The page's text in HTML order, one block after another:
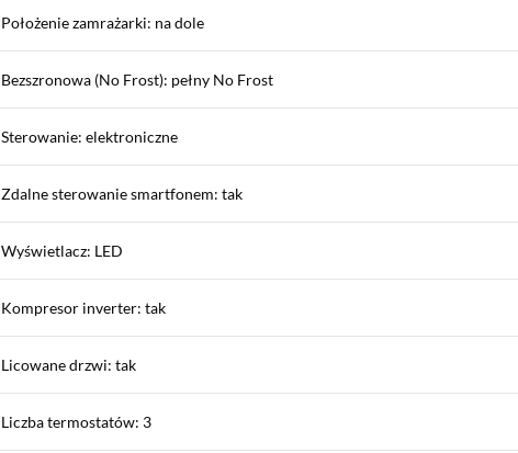
Położenie zamrażarki: na dole
Bezszronowa (No Frost): pełny No Frost
Sterowanie: elektroniczne
Zdalne sterowanie smartfonem: tak
Wyświetlacz: LED
Kompresor inverter: tak
Licowane drzwi: tak
Liczba termostatów: 3